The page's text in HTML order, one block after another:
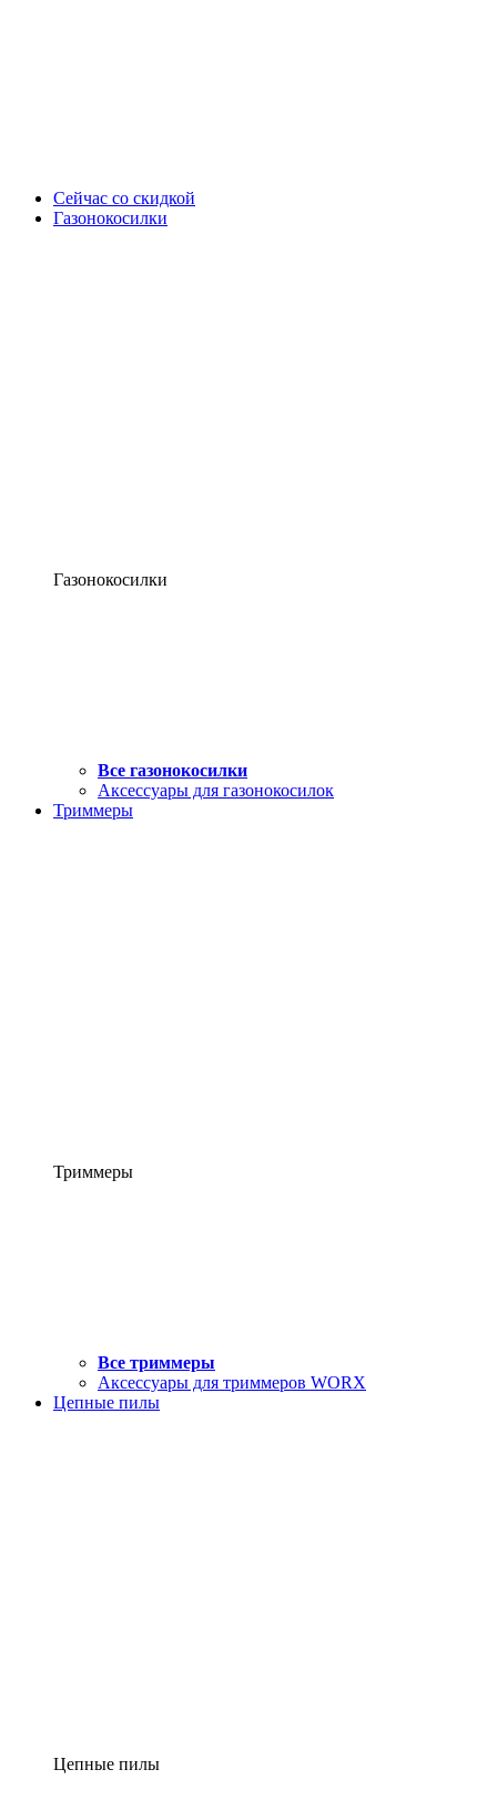
Сейчас со скидкой
Газонокосилки
Газонокосилки
Все газонокосилки
Аксессуары для газонокосилок
Триммеры
Триммеры
Все триммеры
Аксессуары для триммеров WORX
Цепные пилы
Цепные пилы